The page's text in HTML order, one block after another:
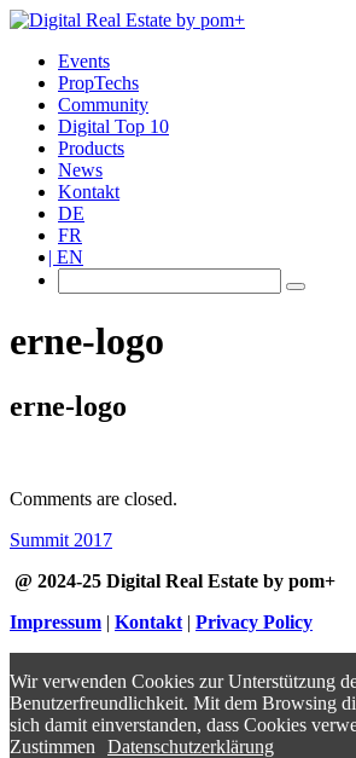
Events
PropTechs
Community
Digital Top 10
Products
News
Kontakt
DE
FR
EN
erne-logo
erne-logo
Comments are closed.
Summit 2017
@ 2024-25 Digital Real Estate by pom+
Impressum | Kontakt | Privacy Policy
Wir verwenden Cookies zur Unterstützung
Benutzerfreundlichkeit. Mit dem Browsing
sich damit einverstanden, dass Cookies
Zustimmen
Datenschutzerklärung